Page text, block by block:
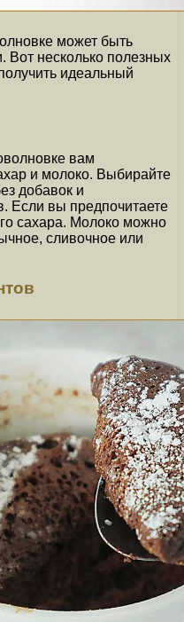
может быть
несколько полезных
идеальный
вам
и молоко. Выбирайте
добавок и
Если вы предпочитаете
сахара. Молоко можно
сливочное или